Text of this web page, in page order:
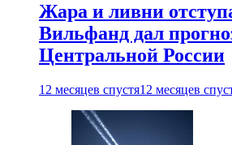
Жара и ливни
Вильфанд дал
Центральной России
12 месяцев спустя12 месяцев